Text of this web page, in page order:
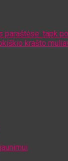
paraštėse: tapk
krašto